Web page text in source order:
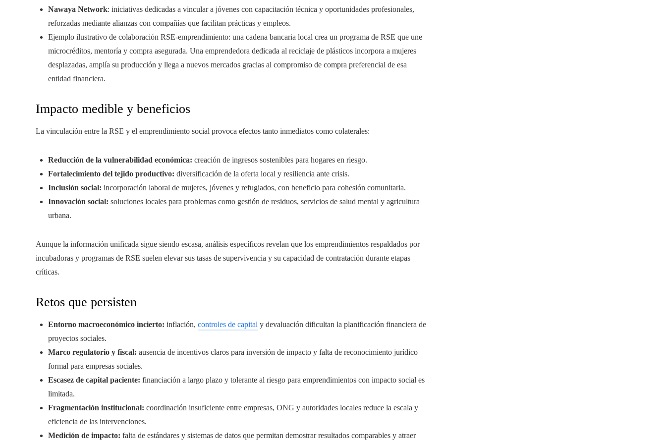
Nawaya Network: iniciativas dedicadas a vincular a jóvenes con capacitación técnica y oportunidades profesionales,
reforzadas mediante alianzas con compañías que facilitan prácticas y empleos.
Ejemplo ilustrativo de colaboración RSE-emprendimiento: una cadena bancaria local crea un programa de RSE que une
microcréditos, mentoría y compra asegurada. Una emprendedora dedicada al reciclaje de plásticos incorpora a mujeres
desplazadas, amplía su producción y llega a nuevos mercados gracias al compromiso de compra preferencial de esa
entidad financiera.
Impacto medible y beneficios
La vinculación entre la RSE y el emprendimiento social provoca efectos tanto inmediatos como colaterales:
Reducción de la vulnerabilidad económica: creación de ingresos sostenibles para hogares en riesgo.
Fortalecimiento del tejido productivo: diversificación de la oferta local y resiliencia ante crisis.
Inclusión social: incorporación laboral de mujeres, jóvenes y refugiados, con beneficio para cohesión comunitaria.
Innovación social: soluciones locales para problemas como gestión de residuos, servicios de salud mental y agricultura
urbana.
Aunque la información unificada sigue siendo escasa, análisis específicos revelan que los emprendimientos respaldados por
incubadoras y programas de RSE suelen elevar sus tasas de supervivencia y su capacidad de contratación durante etapas
críticas.
Retos que persisten
Entorno macroeconómico incierto: inflación, controles de capital y devaluación dificultan la planificación financiera de
proyectos sociales.
Marco regulatorio y fiscal: ausencia de incentivos claros para inversión de impacto y falta de reconocimiento jurídico
formal para empresas sociales.
Escasez de capital paciente: financiación a largo plazo y tolerante al riesgo para emprendimientos con impacto social es
limitada.
Fragmentación institucional: coordinación insuficiente entre empresas, ONG y autoridades locales reduce la escala y
eficiencia de las intervenciones.
Medición de impacto: falta de estándares y sistemas de datos que permitan demostrar resultados comparables y atraer